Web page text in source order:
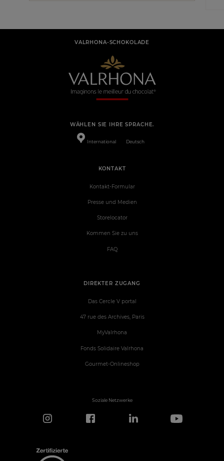
VALRHONA-SCHOKOLADE
WÄHLEN SIE IHRE SPRACHE.
International Deutsch
DIREKTER ZUGANG
Das Cercle V portal
47 rue des Archives, Paris
MyValrhona
Fonds Solidaire Valrhona
Gourmet-Onlineshop
KONTAKT
Kontakt-Formular
Presse und Medien
Storelocator
Kommen Sie zu uns
FAQ
Soziale Netzwerke